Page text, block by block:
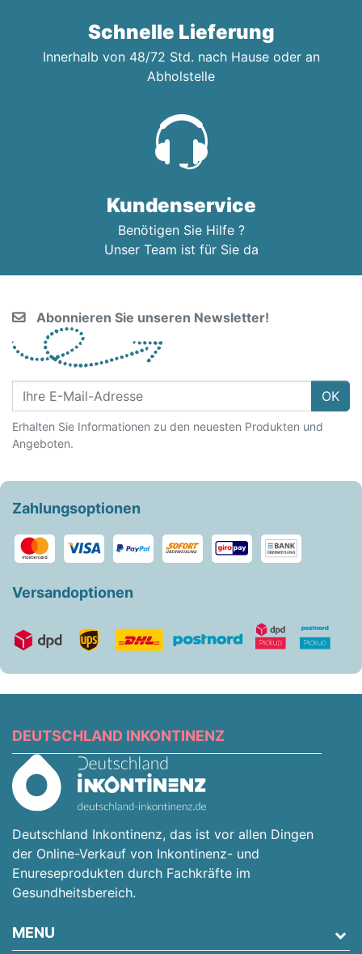
Schnelle Lieferung
Innerhalb von 48/72 Std. nach Hause oder an
Abholstelle
Kundenservice
Benötigen Sie Hilfe ?
Unser Team ist für Sie da
Abonnieren Sie unseren Newsletter!
OK
Erhalten Sie Informationen zu den neuesten Produkten und
Angeboten.
Zahlungsoptionen
Versandoptionen
DEUTSCHLAND INKONTINENZ
Deutschland Inkontinenz, das ist vor allen Dingen
der Online-Verkauf von Inkontinenz- und
Enureseprodukten durch Fachkräfte im
Gesundheitsbereich.
MENU